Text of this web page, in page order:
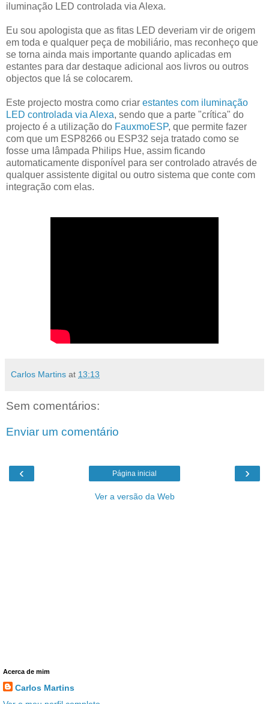
iluminação LED controlada via Alexa.
Eu sou apologista que as fitas LED deveriam vir de origem
em toda e qualquer peça de mobiliário, mas reconheço que
se torna ainda mais importante quando aplicadas em
estantes para dar destaque adicional aos livros ou outros
objectos que lá se colocarem.
Este projecto mostra como criar estantes com iluminação
LED controlada via Alexa, sendo que a parte "crítica" do
projecto é a utilização do FauxmoESP, que permite fazer
com que um ESP8266 ou ESP32 seja tratado como se
fosse uma lâmpada Philips Hue, assim ficando
automaticamente disponível para ser controlado através de
qualquer assistente digital ou outro sistema que conte com
integração com elas.
Carlos Martins at 13:13
Sem comentários:
Enviar um comentário
‹ ›
Página inicial
Ver a versão da Web
Acerca de mim
Carlos Martins